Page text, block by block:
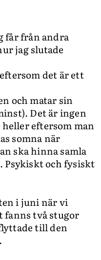
får från andra
jag slutade
det är ett
och matar sin
Det är ingen
eftersom man
somna när
ska hinna samla
Psykiskt och fysiskt
i juni när vi
fanns två stugor
till den